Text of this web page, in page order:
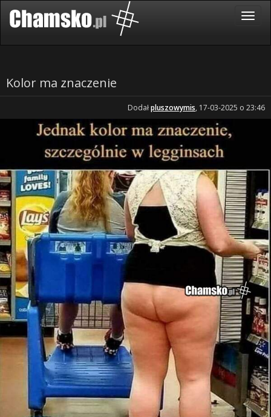
Kolor ma znaczenie
Dodałpluszowymis, 17-03-2025 o 23:46